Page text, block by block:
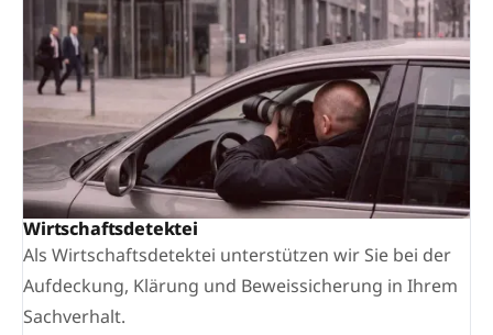
Wirtschaftsdetektei
Als Wirtschaftsdetektei unterstützen wir Sie bei der
Aufdeckung, Klärung und Beweissicherung in Ihrem
Sachverhalt.